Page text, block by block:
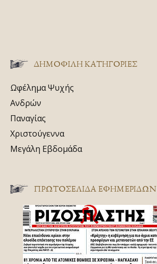
ΔΗΜΟΦΙΛΗ ΚΑΤΗΓΟΡΙΕΣ
Ωφέλημα Ψυχής
Ανδρών
Παναγίας
Χριστούγεννα
Μεγάλη Εβδομάδα
ΠΡΩΤΟΣΈΛΙΔΑ ΕΦΗΜΕΡΊΔΩΝ